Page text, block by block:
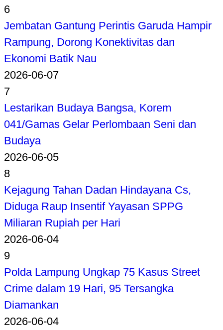
6
Jembatan Gantung Perintis Garuda Hampir
Rampung, Dorong Konektivitas dan
Ekonomi Batik Nau
2026-06-07
7
Lestarikan Budaya Bangsa, Korem
041/Gamas Gelar Perlombaan Seni dan
Budaya
2026-06-05
8
Kejagung Tahan Dadan Hindayana Cs,
Diduga Raup Insentif Yayasan SPPG
Miliaran Rupiah per Hari
2026-06-04
9
Polda Lampung Ungkap 75 Kasus Street
Crime dalam 19 Hari, 95 Tersangka
Diamankan
2026-06-04